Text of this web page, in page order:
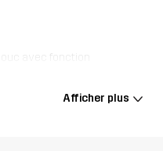
avec fonction
Afficher plus